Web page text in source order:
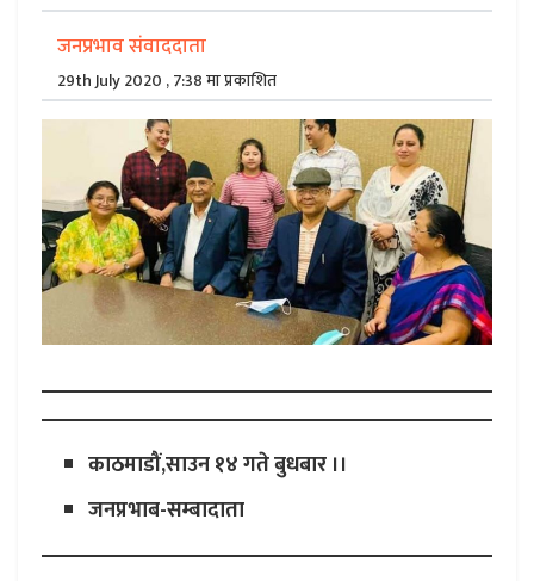
जनप्रभाव संवाददाता
29th July 2020 , 7:38 मा प्रकाशित
काठमाडौं,साउन १४ गते बुधबार ।।
जनप्रभाब-सम्बादाता